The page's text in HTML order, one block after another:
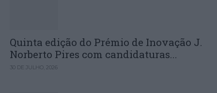
Quinta edição do Prémio de Inovação J.
Norberto Pires com candidaturas...
30 DE JULHO, 2026